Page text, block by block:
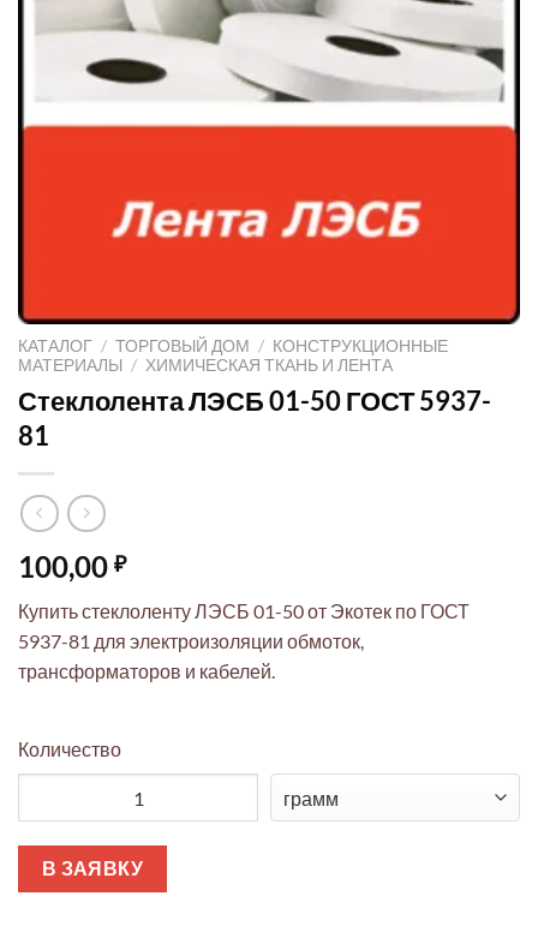
КАТАЛОГ / ТОРГОВЫЙ ДОМ / КОНСТРУКЦИОННЫЕ
МАТЕРИАЛЫ / ХИМИЧЕСКАЯ ТКАНЬ И ЛЕНТА
Стеклолента ЛЭСБ 01-50 ГОСТ 5937-
81
100,00 ₽
Купить стеклоленту ЛЭСБ 01-50 от Экотек по ГОСТ
5937-81 для электроизоляции обмоток,
трансформаторов и кабелей.
Количество
В ЗАЯВКУ